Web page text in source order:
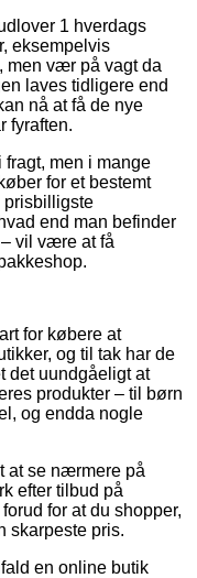
1 hverdags
eksempelvis
men vær på vagt da
laves tidligere end
nå at få de nye
fyraften.
men i mange
for et bestemt
prisbilligste
end man befinder
vil være at få
for købere at
og til tak har de
det uundgåeligt at
produkter – til børn
og endda nogle
at se nærmere på
efter tilbud på
for at du shopper,
skarpeste pris.
en online butik